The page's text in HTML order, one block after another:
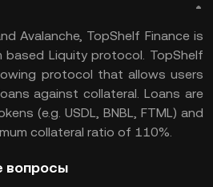
Avalanche, TopShelf Finance is
Liquity protocol. TopShelf
protocol that allows users
against collateral. Loans are
(e.g. USDL, BNBL, FTML) and
collateral ratio of 110%.
вопросы